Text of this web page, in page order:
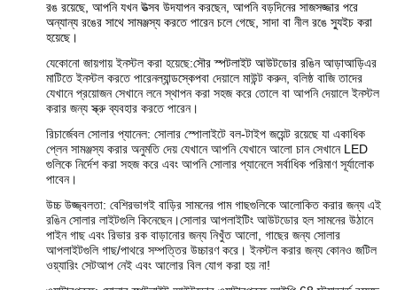
রঙ রয়েছে, আপনি যখন উত্সব উদযাপন করছেন, আপনি বড়দিনের সাজসজ্জার পরে
অন্যান্য রঙের সাথে সামঞ্জস্য করতে পারেন চলে গেছে, সাদা বা নীল রঙে স্যুইচ করা
হয়েছে।
যেকোনো জায়গায় ইনস্টল করা হয়েছে:সৌর স্পটলাইট আউটডোর রঙিন আড়াআড়িএর
মাটিতে ইনস্টল করতে পারেনল্যান্ডস্কেপবা দেয়ালে মাউন্ট করুন, বলিষ্ঠ বাজি তাদের
যেখানে প্রয়োজন সেখানে লনে স্থাপন করা সহজ করে তোলে বা আপনি দেয়ালে ইনস্টল
করার জন্য স্ক্রু ব্যবহার করতে পারেন।
রিচার্জেবল সোলার প্যানেল: সোলার স্পোলাইটে বল-টাইপ জয়েন্ট রয়েছে যা একাধিক
প্লেন সামঞ্জস্য করার অনুমতি দেয় যেখানে আপনি যেখানে আলো চান সেখানে LED
গুলিকে নির্দেশ করা সহজ করে এবং আপনি সোলার প্যানেলে সর্বাধিক পরিমাণ সূর্যালোক
পাবেন।
উচ্চ উজ্জ্বলতা: বেশিরভাগই বাড়ির সামনের পাম গাছগুলিকে আলোকিত করার জন্য এই
রঙিন সোলার লাইটগুলি কিনেছেন।সোলার আপলাইটিং আউটডোর হল সামনের উঠানে
পাইন গাছ এবং রিভার রক বাড়ানোর জন্য নিখুঁত আলো, গাছের জন্য সোলার
আপলাইটগুলি গাছ/পাথরে সম্পত্তির উচ্চারণ করে। ইনস্টল করার জন্য কোনও জটিল
ওয়্যারিং সেটআপ নেই এবং আলোর বিল যোগ করা হয় না!